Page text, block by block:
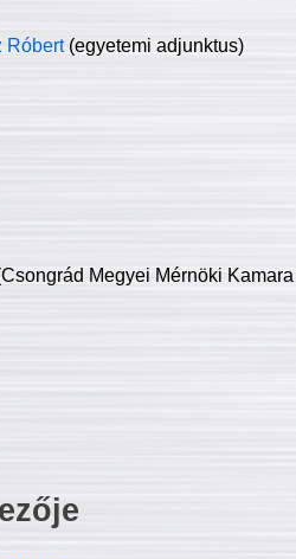
Róbert (egyetemi adjunktus)
Megyei Mérnöki